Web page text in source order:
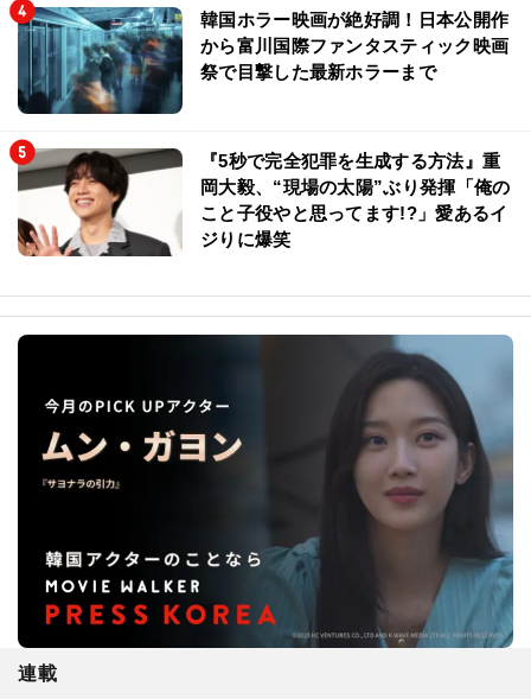
韓国ホラー映画が絶好調！日本公開作
から富川国際ファンタスティック映画
祭で目撃した最新ホラーまで
『5秒で完全犯罪を生成する方法』重
岡大毅、“現場の太陽”ぶり発揮「俺の
こと子役やと思ってます!?」愛あるイ
ジりに爆笑
連載